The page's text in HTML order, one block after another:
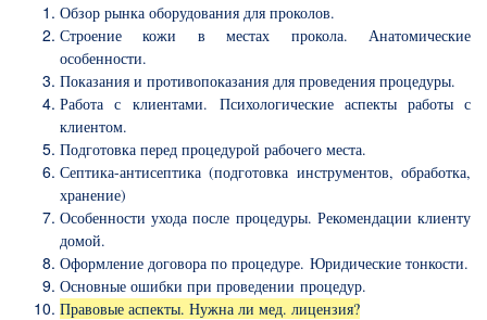
Обзор рынка оборудования для проколов.
Строение кожи в местах прокола. Анатомические
особенности.
Показания и противопоказания для проведения процедуры.
Работа с клиентами. Психологические аспекты работы с
клиентом.
Подготовка перед процедурой рабочего места.
Септика-антисептика (подготовка инструментов, обработка,
хранение)
Особенности ухода после процедуры. Рекомендации клиенту
домой.
Оформление договора по процедуре. Юридические тонкости.
Основные ошибки при проведении процедур.
Правовые аспекты. Нужна ли мед. лицензия?